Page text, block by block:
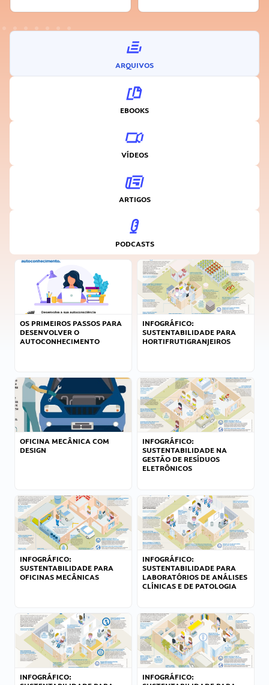
ARQUIVOS
EBOOKS
VÍDEOS
ARTIGOS
PODCASTS
OS PRIMEIROS PASSOS PARA
DESENVOLVER O
AUTOCONHECIMENTO
INFOGRÁFICO:
SUSTENTABILIDADE PARA
HORTIFRUTIGRANJEIROS
OFICINA MECÂNICA COM
DESIGN
INFOGRÁFICO:
SUSTENTABILIDADE NA
GESTÃO DE RESÍDUOS
ELETRÔNICOS
INFOGRÁFICO:
SUSTENTABILIDADE PARA
OFICINAS MECÂNICAS
INFOGRÁFICO:
SUSTENTABILIDADE PARA
LABORATÓRIOS DE ANÁLISES
CLÍNICAS E DE PATOLOGIA
INFOGRÁFICO:
INFOGRÁFICO: